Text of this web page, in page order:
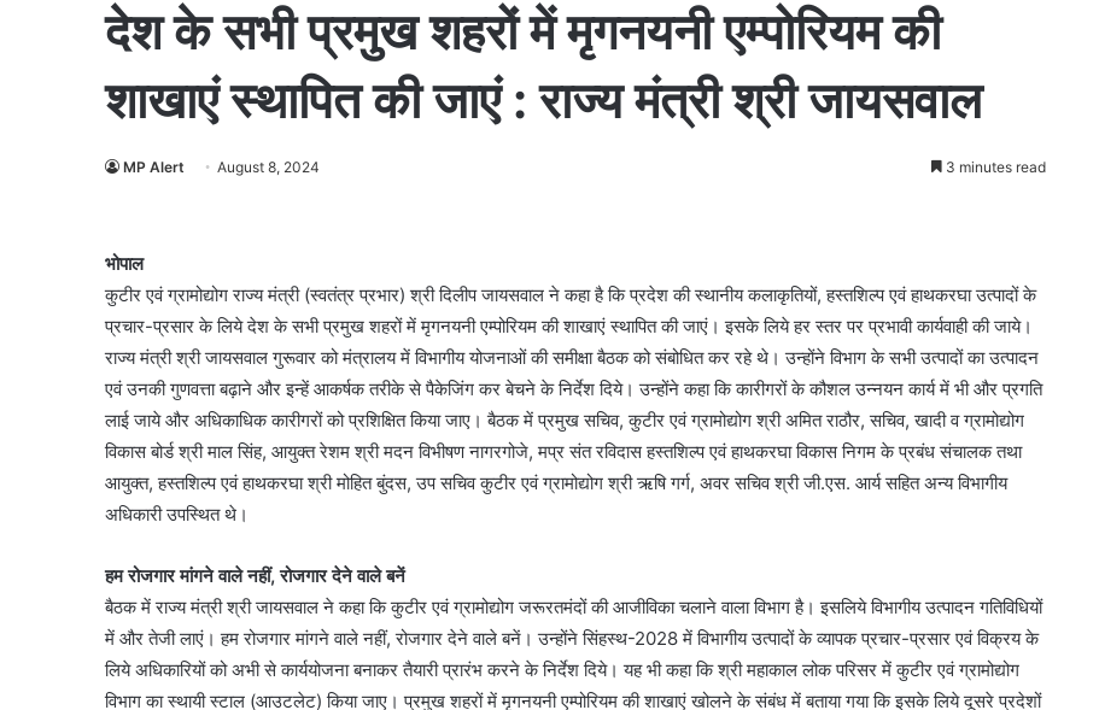
देश के सभी प्रमुख शहरों में मृगनयनी एम्पोरियम की
शाखाएं स्थापित की जाएं : राज्य मंत्री श्री जायसवाल
MP Alert August 8, 2024 3 minutes read
भोपाल
कुटीर एवं ग्रामोद्योग राज्य मंत्री (स्वतंत्र प्रभार) श्री दिलीप जायसवाल ने कहा है कि प्रदेश की स्थानीय कलाकृतियों, हस्तशिल्प एवं हाथकरघा उत्पादों के
प्रचार-प्रसार के लिये देश के सभी प्रमुख शहरों में मृगनयनी एम्पोरियम की शाखाएं स्थापित की जाएं‍। इसके लिये हर स्तर पर प्रभावी कार्यवाही की जाये‍‍।
राज्य मंत्री श्री जायसवाल गुरूवार को मंत्रालय में विभागीय योजनाओं की समीक्षा बैठक को संबोधित कर रहे थे। उन्होंने विभाग के सभी उत्पादों का उत्पादन
एवं उनकी गुणवत्ता बढ़ाने और इन्हें आकर्षक तरीके से पैकेजिंग कर बेचने के निर्देश दिये। उन्होंने कहा कि कारीगरों के कौशल उन्नयन कार्य में भी और प्रगति
लाई जाये और अधिकाधिक कारीगरों को प्रशिक्षित किया जाए। बैठक में प्रमुख सचिव, कुटीर एवं ग्रामोद्योग श्री अमित राठौर, सचिव, खादी व ग्रामोद्योग
विकास बोर्ड श्री माल सिंह, आयुक्त रेशम श्री मदन विभीषण नागरगोजे, मप्र संत रविदास हस्तशिल्प एवं हाथकरघा विकास निगम के प्रबंध संचालक तथा
आयुक्त, हस्तशिल्प एवं हाथकरघा श्री मोहित बुंदस, उप सचिव कुटीर एवं ग्रामोद्योग श्री ऋषि गर्ग, अवर सचिव श्री जी.एस. आर्य सहित अन्य विभागीय
अधिकारी उपस्थित थे।
हम रोजगार मांगने वाले नहीं, रोजगार देने वाले बनें
बैठक में राज्य मंत्री श्री जायसवाल ने कहा कि कुटीर एवं ग्रामोद्योग जरूरतमंदों की आजीविका चलाने वाला विभाग है। इसलिये विभागीय उत्पादन गतिविधियों
में और तेजी लाएं। हम रोजगार मांगने वाले नहीं, रोजगार देने वाले बनें। उन्होंने सिंहस्थ-2028 में विभागीय उत्पादों के व्यापक प्रचार-प्रसार एवं विक्रय के
लिये अधिकारियों को अभी से कार्ययोजना बनाकर तैयारी प्रारंभ करने के निर्देश दिये। यह भी कहा कि श्री महाकाल लोक परिसर में कुटीर एवं ग्रामोद्योग
विभाग का स्थायी स्टाल (आउटलेट) किया जाए। प्रमुख शहरों में मृगनयनी एम्पोरियम की शाखाएं खोलने के संबंध में बताया गया कि इसके लिये दूसरे प्रदेशों